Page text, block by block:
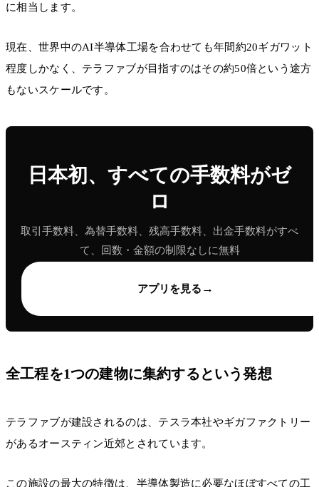
に相当します。
現在、世界中のAI半導体工場を合わせても年間約20ギガワット
程度しかなく、テラファブが目指すのはその約50倍という途方
もないスケールです。
日本初、すべての手数料がゼ
ロ
取引手数料、為替手数料、残高手数料、出金手数料がすべ
て、回数・金額の制限なしに無料
アプリを見る →
全工程を1つの建物に集約するという発想
テラファブが建設されるのは、テスラ本社やギガファクトリー
があるオースティン近郊とされています。
この施設の最大の特徴は、半導体製造に必要なほぼすべての工